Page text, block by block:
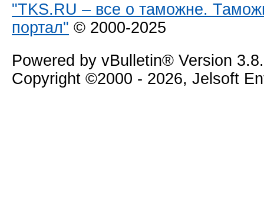
"TKS.RU – все о таможне.
портал" © 2000-2025
Powered by vBulletin® Version
Copyright ©2000 - 2026, Jelsoft